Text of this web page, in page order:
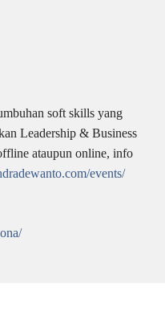
soft skills yang
Leadership & Business
ataupun online, info
events/